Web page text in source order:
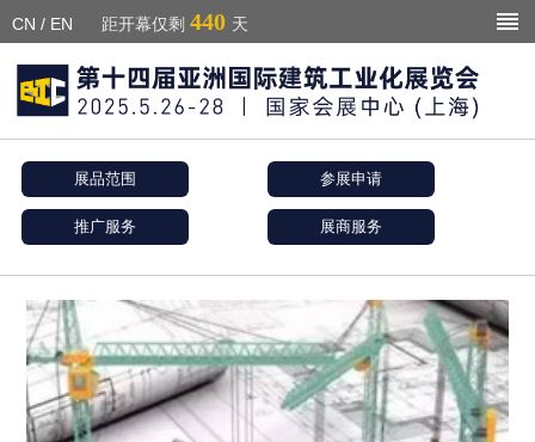
CN / EN 距开幕仅剩 440 天
展品范围 参展申请
推广服务 展商服务